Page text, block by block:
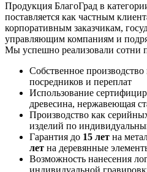
Продукция БлагоГрад в
поставляется как частным
корпоративным заказчикам,
управляющим компаниям и
Мы успешно реализовали сотни
Собственное
посредников и переплат
Использование
древесина, нержавеющая
Производство как
изделий по
Гарантия до 15 лет на
лет на деревянные
Возможность нанесения
индивидуальной